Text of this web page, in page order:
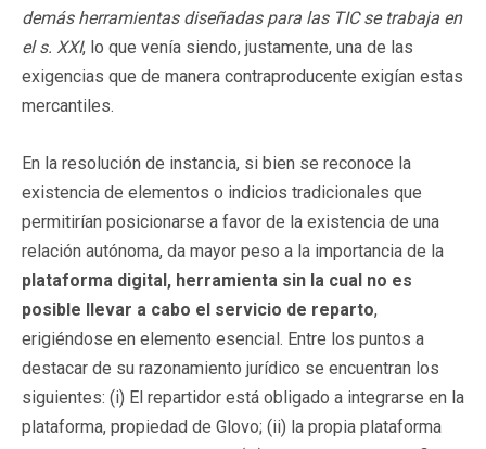
demás herramientas diseñadas para las TIC se trabaja en
el s. XXI, lo que venía siendo, justamente, una de las
exigencias que de manera contraproducente exigían estas
mercantiles.
En la resolución de instancia, si bien se reconoce la
existencia de elementos o indicios tradicionales que
permitirían posicionarse a favor de la existencia de una
relación autónoma, da mayor peso a la importancia de la
plataforma digital, herramienta sin la cual no es
posible llevar a cabo el servicio de reparto,
erigiéndose en elemento esencial. Entre los puntos a
destacar de su razonamiento jurídico se encuentran los
siguientes: (i) El repartidor está obligado a integrarse en la
plataforma, propiedad de Glovo; (ii) la propia plataforma